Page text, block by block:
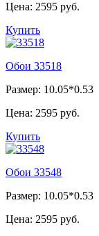
Цена: 2595 руб.
Купить
Обои 33518
Размер: 10.05*0.53
Цена: 2595 руб.
Купить
Обои 33548
Размер: 10.05*0.53
Цена: 2595 руб.